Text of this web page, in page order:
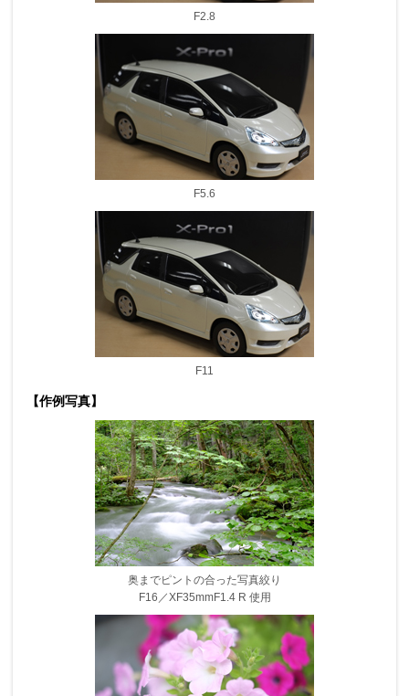
F2.8
F5.6
F11
【作例写真】
奥までピントの合った写真絞り
F16／XF35mmF1.4 R 使用